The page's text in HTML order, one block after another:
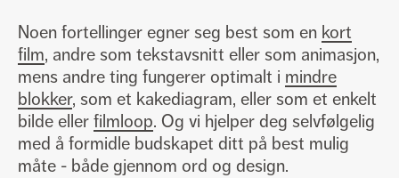
Noen fortellinger egner seg best som en kort
film, andre som tekstavsnitt eller som animasjon,
mens andre ting fungerer optimalt i mindre
blokker, som et kakediagram, eller som et enkelt
bilde eller filmloop. Og vi hjelper deg selvfølgelig
med å formidle budskapet ditt på best mulig
måte - både gjennom ord og design.